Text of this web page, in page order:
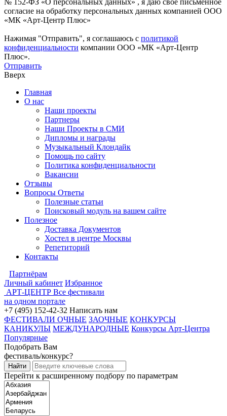
№ 152-ФЗ «О персональных данных» , я даю свое письменное
согласие на обработку персональных данных компанией ООО
«МК «Арт-Центр Плюс»
Нажимая "Отправить", я соглашаюсь с политикой
конфиденциальности компании ООО «МК «Арт-Центр
Плюс».
Отправить
Вверх
Главная
О нас
Наши проекты
Партнеры
Наши Проекты в СМИ
Дипломы и награды
Музыкальный Клондайк
Помощь по сайту
Политика конфиденциальности
Вакансии
Отзывы
Вопросы Ответы
Полезные статьи
Поисковый модуль на вашем сайте
Полезное
Доставка Документов
Хостел в центре Москвы
Репетиторий
Контакты
Партнёрам
Личный кабинет Избранное
АРТ-ЦЕНТР Все фестивали
на одном портале
+7 (495) 152-42-32 Написать нам
ФЕСТИВАЛИ ОЧНЫЕ ЗАОЧНЫЕ КОНКУРСЫ
КАНИКУЛЫ МЕЖДУНАРОДНЫЕ Конкурсы Арт-Центра
Популярные
Подобрать Вам
фестиваль/конкурс?
Перейти к расширенному подбору по параметрам